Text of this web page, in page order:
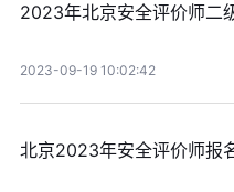
2023年北京安全评价师二
2023-09-19 10:02:42
北京2023年安全评价师报